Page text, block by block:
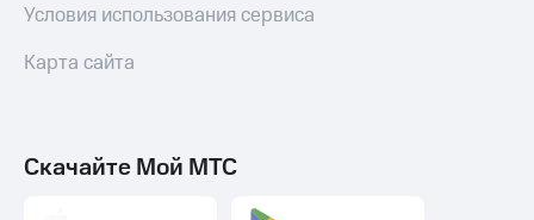
Условия использования сервиса
Карта сайта
Скачайте Мой МТС